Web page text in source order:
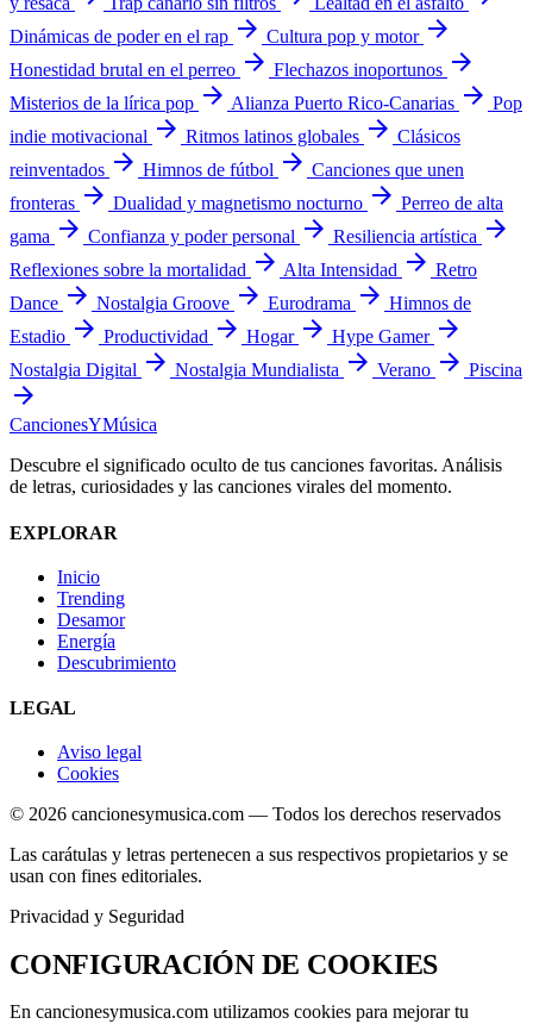
Dinámicas de poder en el rap arrow_forward Cultura pop y motor arrow_forward
Honestidad brutal en el perreo arrow_forward Flechazos inoportunos arrow_forward
Misterios de la lírica pop arrow_forward Alianza Puerto Rico-Canarias arrow_forward Pop
indie motivacional arrow_forward Ritmos latinos globales arrow_forward Clásicos
reinventados arrow_forward Himnos de fútbol arrow_forward Canciones que unen
fronteras arrow_forward Dualidad y magnetismo nocturno arrow_forward Perreo de alta
gama arrow_forward Confianza y poder personal arrow_forward Resiliencia artística arrow_forward
Reflexiones sobre la mortalidad arrow_forward Alta Intensidad arrow_forward Retro
Dance arrow_forward Nostalgia Groove arrow_forward Eurodrama arrow_forward Himnos de
Estadio arrow_forward Productividad arrow_forward Hogar arrow_forward Hype Gamer arrow_forward
Nostalgia Digital arrow_forward Nostalgia Mundialista arrow_forward Verano arrow_forward Piscina
arrow_forward
CancionesYMúsica
Descubre el significado oculto de tus canciones favoritas. Análisis
de letras, curiosidades y las canciones virales del momento.
EXPLORAR
Inicio
Trending
Desamor
Energía
Descubrimiento
LEGAL
Aviso legal
Cookies
© 2026 cancionesymusica.com — Todos los derechos reservados
Las carátulas y letras pertenecen a sus respectivos propietarios y se
usan con fines editoriales.
Privacidad y Seguridad
CONFIGURACIÓN DE COOKIES
En cancionesymusica.com utilizamos cookies para mejorar tu